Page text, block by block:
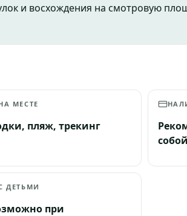
и восхождения на смотровую
МЕСТЕ
пляж, трекинг
собой
ДЕТЬМИ
при